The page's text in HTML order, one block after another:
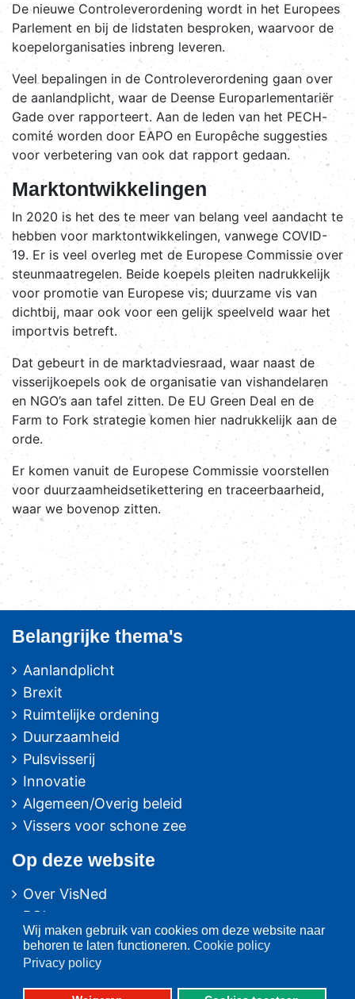
Wij maken gebruik van cookies om deze website naar
behoren te laten functioneren. Cookie policy
Privacy policy
De nieuwe Controleverordening wordt in het Europees
Parlement en bij de lidstaten besproken, waarvoor de
koepelorganisaties inbreng leveren.
Veel bepalingen in de Controleverordening gaan over
de aanlandplicht, waar de Deense Europarlementariër
Gade over rapporteert. Aan de leden van het PECH-
comité worden door EAPO en Europêche suggesties
voor verbetering van ook dat rapport gedaan.
Marktontwikkelingen
In 2020 is het des te meer van belang veel aandacht te
hebben voor marktontwikkelingen, vanwege COVID-
19. Er is veel overleg met de Europese Commissie over
steunmaatregelen. Beide koepels pleiten nadrukkelijk
voor promotie van Europese vis; duurzame vis van
dichtbij, maar ook voor een gelijk speelveld waar het
importvis betreft.
Dat gebeurt in de marktadviesraad, waar naast de
visserijkoepels ook de organisatie van vishandelaren
en NGO’s aan tafel zitten. De EU Green Deal en de
Farm to Fork strategie komen hier nadrukkelijk aan de
orde.
Er komen vanuit de Europese Commissie voorstellen
voor duurzaamheidsetikettering en traceerbaarheid,
waar we bovenop zitten.
Belangrijke thema's
Aanlandplicht
Brexit
Ruimtelijke ordening
Duurzaamheid
Pulsvisserij
Innovatie
Algemeen/Overig beleid
Vissers voor schone zee
Op deze website
Over VisNed
PO's
Vertegenwoordiging
Contact